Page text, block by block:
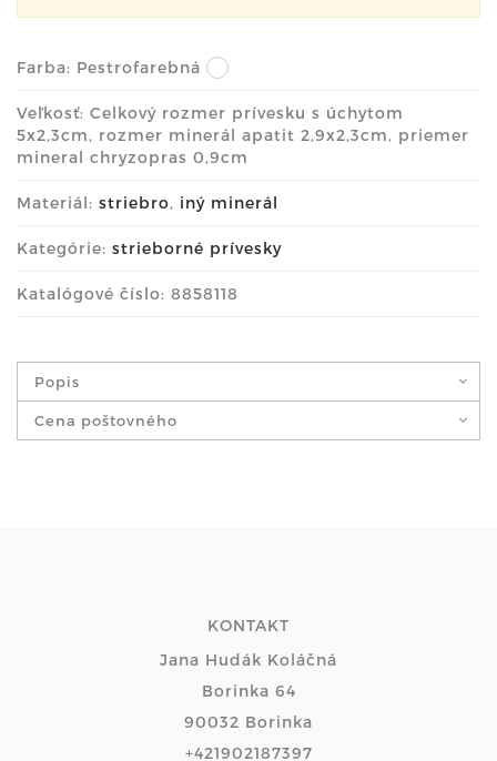
Farba: Pestrofarebná
Veľkosť: Celkový rozmer prívesku s úchytom
5x2,3cm, rozmer minerál apatit 2,9x2,3cm, priemer
mineral chryzopras 0,9cm
Materiál: striebro, iný minerál
Kategórie: strieborné prívesky
Katalógové číslo: 8858118
Popis
Cena poštovného
KONTAKT
Jana Hudák Koláčná
Borinka 64
90032 Borinka
+421902187397